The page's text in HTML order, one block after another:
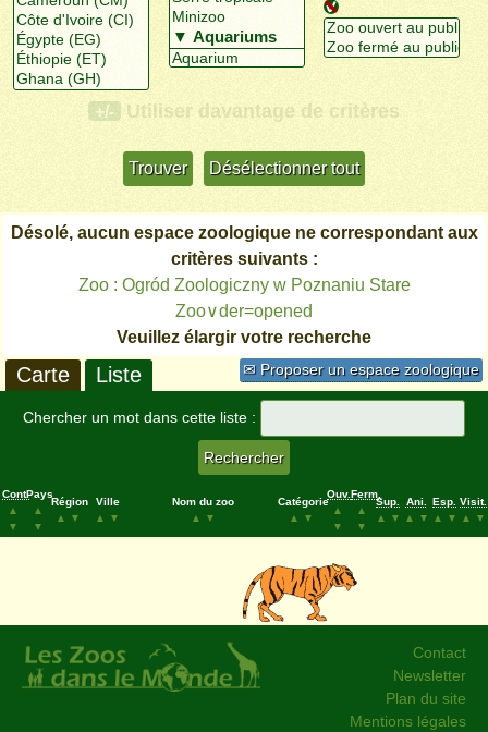
+/- Utiliser davantage de critères
Désolé, aucun espace zoologique ne correspondant aux
critères suivants :
Zoo : Ogród Zoologiczny w Poznaniu Stare
Zoo∨der=opened
Veuillez élargir votre recherche
✉ Proposer un espace zoologique
Carte Liste
Chercher un mot dans cette liste :
Cont.
▲
▼
Pays
▲
▼
Région
▲
▼
Ville
▲
▼
Nom du zoo
▲
▼
Catégorie
▲
▼
Ouv.
▲
▼
Ferm.
▲
▼
Sup.
▲
▼
Ani.
▲
▼
Esp.
▲
▼
Visit.
▲
▼
Contact
Newsletter
Plan du site
Mentions légales